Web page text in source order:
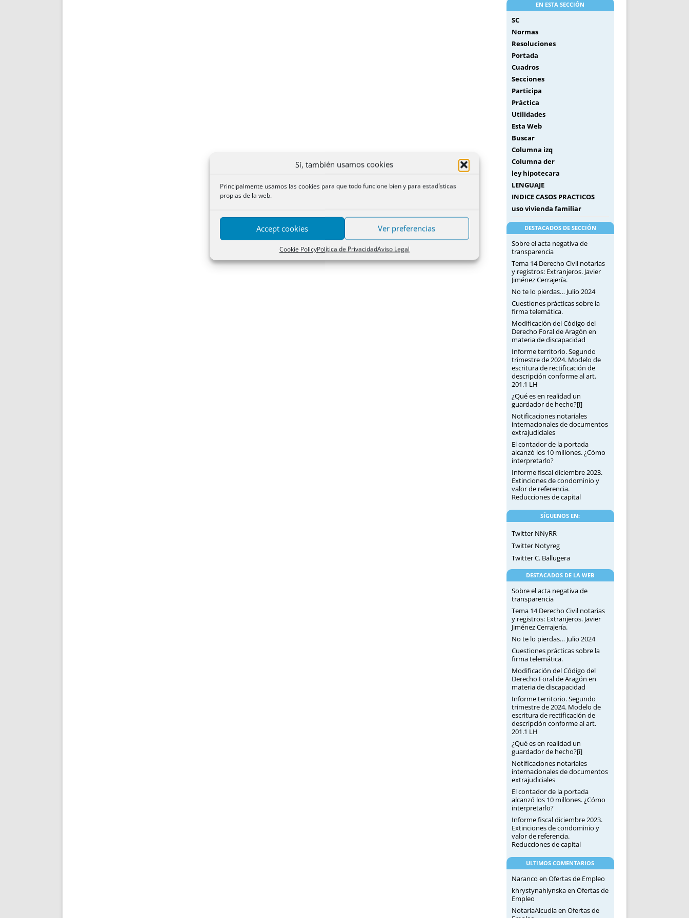
Sí, también usamos cookies
Principalmente usamos las cookies para que todo funcione bien y para estadísticas
propias de la web.
Accept cookies Ver preferencias
Cookie PolicyPolítica de PrivacidadAviso Legal
EN ESTA SECCIÓN
SC
Normas
Resoluciones
Portada
Cuadros
Secciones
Participa
Práctica
Utilidades
Esta Web
Buscar
Columna izq
Columna der
ley hipotecara
LENGUAJE
INDICE CASOS PRACTICOS
uso vivienda familiar
DESTACADOS DE SECCIÓN
Sobre el acta negativa de
transparencia
Tema 14 Derecho Civil notarias
y registros: Extranjeros. Javier
Jiménez Cerrajería.
No te lo pierdas… Julio 2024
Cuestiones prácticas sobre la
firma telemática.
Modificación del Código del
Derecho Foral de Aragón en
materia de discapacidad
Informe territorio. Segundo
trimestre de 2024. Modelo de
escritura de rectificación de
descripción conforme al art.
201.1 LH
¿Qué es en realidad un
guardador de hecho?[i]
Notificaciones notariales
internacionales de documentos
extrajudiciales
El contador de la portada
alcanzó los 10 millones. ¿Cómo
interpretarlo?
Informe fiscal diciembre 2023.
Extinciones de condominio y
valor de referencia.
Reducciones de capital
SÍGUENOS EN:
Twitter NNyRR
Twitter Notyreg
Twitter C. Ballugera
DESTACADOS DE LA WEB
Sobre el acta negativa de
transparencia
Tema 14 Derecho Civil notarias
y registros: Extranjeros. Javier
Jiménez Cerrajería.
No te lo pierdas… Julio 2024
Cuestiones prácticas sobre la
firma telemática.
Modificación del Código del
Derecho Foral de Aragón en
materia de discapacidad
Informe territorio. Segundo
trimestre de 2024. Modelo de
escritura de rectificación de
descripción conforme al art.
201.1 LH
¿Qué es en realidad un
guardador de hecho?[i]
Notificaciones notariales
internacionales de documentos
extrajudiciales
El contador de la portada
alcanzó los 10 millones. ¿Cómo
interpretarlo?
Informe fiscal diciembre 2023.
Extinciones de condominio y
valor de referencia.
Reducciones de capital
ULTIMOS COMENTARIOS
Naranco en Ofertas de Empleo
khrystynahlynskaen Ofertas de
Empleo
NotariaAlcudiaen Ofertas de